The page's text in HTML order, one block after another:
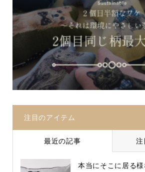
注目のアイテム
最近の記事 注
本当にそこに居る